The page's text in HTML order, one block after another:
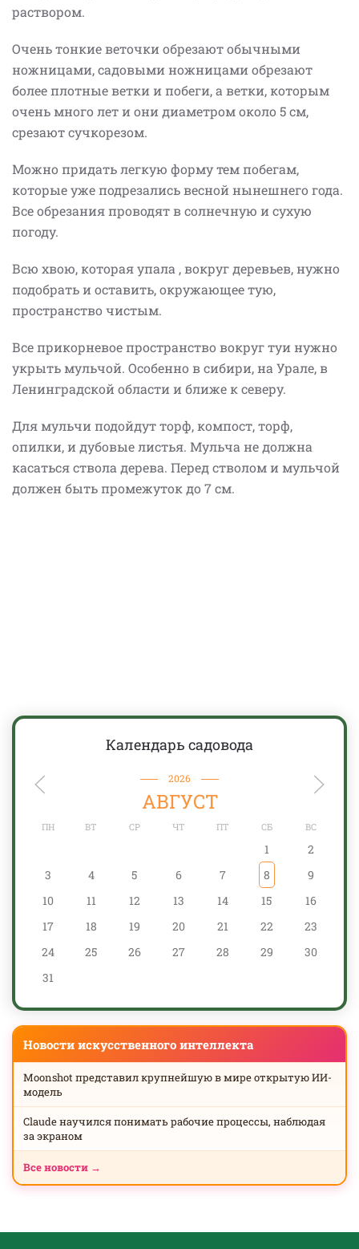
раствором.
Очень тонкие веточки обрезают обычными
ножницами, садовыми ножницами обрезают
более плотные ветки и побеги, а ветки, которым
очень много лет и они диаметром около 5 см,
срезают сучкорезом.
Можно придать легкую форму тем побегам,
которые уже подрезались весной нынешнего года.
Все обрезания проводят в солнечную и сухую
погоду.
Всю хвою, которая упала , вокруг деревьев, нужно
подобрать и оставить, окружающее тую,
пространство чистым.
Все прикорневое пространство вокруг туи нужно
укрыть мульчой. Особенно в сибири, на Урале, в
Ленинградской области и ближе к северу.
Для мульчи подойдут торф, компост, торф,
опилки, и дубовые листья. Мульча не должна
касаться ствола дерева. Перед стволом и мульчой
должен быть промежуток до 7 см.
Календарь садовода
2026
АВГУСТ
ПН ВТ СР ЧТ ПТ СБ ВС
1
2
3
4 5 6 7 8
9
10
11 12 13 14 15
16
17
18 19 20 21 22
23
24
25 26 27 28 29
30
31
Новости искусственного интеллекта
Moonshot представил крупнейшую в мире открытую ИИ-
модель
Claude научился понимать рабочие процессы, наблюдая
за экраном
Все новости →